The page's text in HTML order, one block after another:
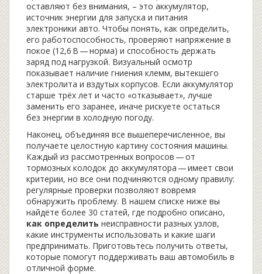
оставляют без внимания, – это аккумулятор,
источник энергии для запуска и питания
электроники авто. Чтобы понять, как определить,
его работоспособность, проверяют напряжение в
покое (12,6 В — норма) и способность держать
заряд под нагрузкой. Визуальный осмотр
показывает наличие гниения клемм, вытекшего
электролита и вздутых корпусов. Если аккумулятор
старше трёх лет и часто «отказывает», лучше
заменить его заранее, иначе рискуете остаться
без энергии в холодную погоду.
Наконец, объединяя все вышеперечисленное, вы
получаете целостную картину состояния машины.
Каждый из рассмотренных вопросов — от
тормозных колодок до аккумулятора — имеет свои
критерии, но все они подчиняются одному правилу:
регулярные проверки позволяют вовремя
обнаружить проблему. В нашем списке ниже вы
найдёте более 30 статей, где подробно описано,
как определить неисправности разных узлов,
какие инструменты использовать и какие шаги
предпринимать. Приготовьтесь получить ответы,
которые помогут поддерживать ваш автомобиль в
отличной форме.